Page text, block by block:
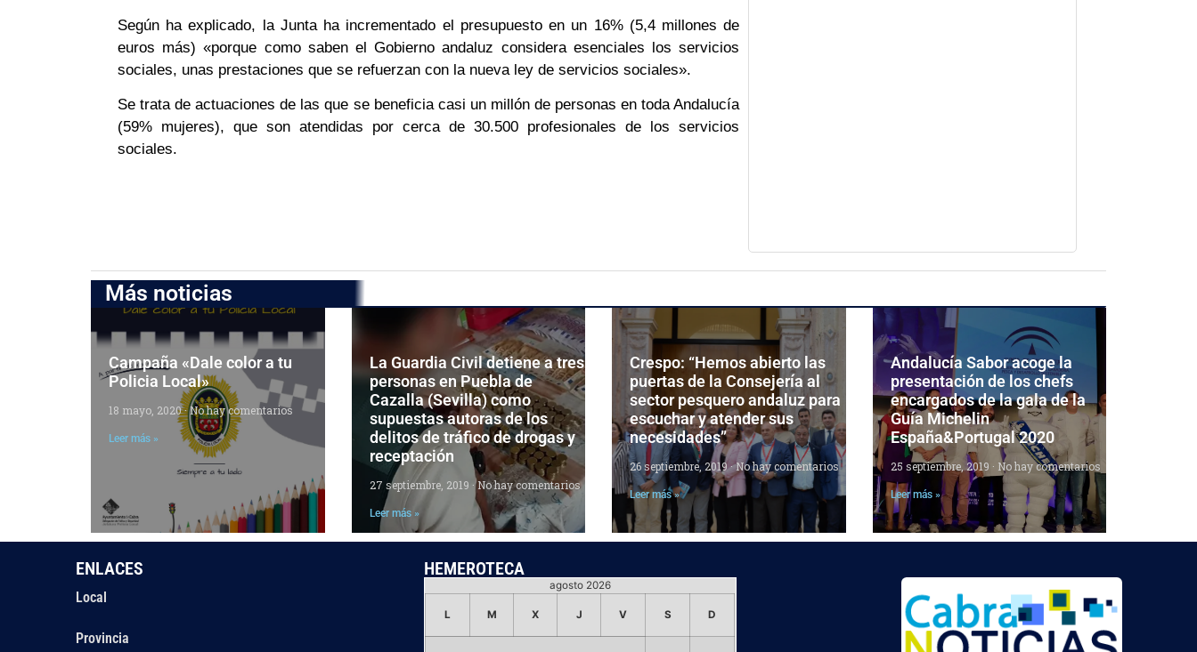
Según ha explicado, la Junta ha incrementado el presupuesto en un 16% (5,4 millones de
euros más) «porque como saben el Gobierno andaluz considera esenciales los servicios
sociales, unas prestaciones que se refuerzan con la nueva ley de servicios sociales».
Se trata de actuaciones de las que se beneficia casi un millón de personas en toda Andalucía
(59% mujeres), que son atendidas por cerca de 30.500 profesionales de los servicios
sociales.
Más noticias
Campaña «Dale color a tu
Policia Local»
18 mayo, 2020No hay comentarios
Leer más »
La Guardia Civil detiene a tres
personas en Puebla de
Cazalla (Sevilla) como
supuestas autoras de los
delitos de tráfico de drogas y
receptación
27 septiembre, 2019 No hay comentarios
Leer más »
Crespo: “Hemos abierto las
puertas de la Consejería al
sector pesquero andaluz para
escuchar y atender sus
necesidades”
26 septiembre, 2019No hay comentarios
Leer más »
Andalucía Sabor acoge la
presentación de los chefs
encargados de la gala de la
Guía Michelin
España&Portugal 2020
25 septiembre, 2019 No hay comentarios
Leer más »
ENLACES
Local
Provincia
HEMEROTECA
agosto 2026
L M X J V S D